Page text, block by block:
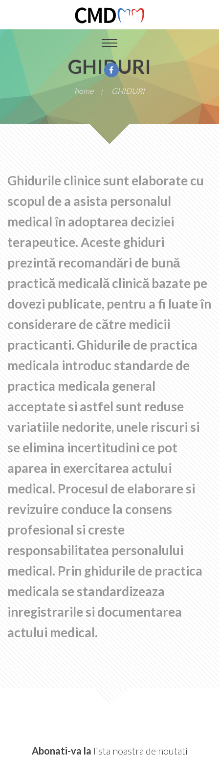
GHIDURI
home | GHIDURI
Ghidurile clinice sunt elaborate cu
scopul de a asista personalul
medical în adoptarea deciziei
terapeutice. Aceste ghiduri
prezintă recomandări de bună
practică medicală clinică bazate pe
dovezi publicate, pentru a fi luate în
considerare de către medicii
practicanti. Ghidurile de practica
medicala introduc standarde de
practica medicala general
acceptate si astfel sunt reduse
variatiile nedorite, unele riscuri si
se elimina incertitudini ce pot
aparea in exercitarea actului
medical. Procesul de elaborare si
revizuire conduce la consens
profesional si creste
responsabilitatea personalului
medical. Prin ghidurile de practica
medicala se standardizeaza
inregistrarile si documentarea
actului medical.
Abonati-va la lista noastra de noutati